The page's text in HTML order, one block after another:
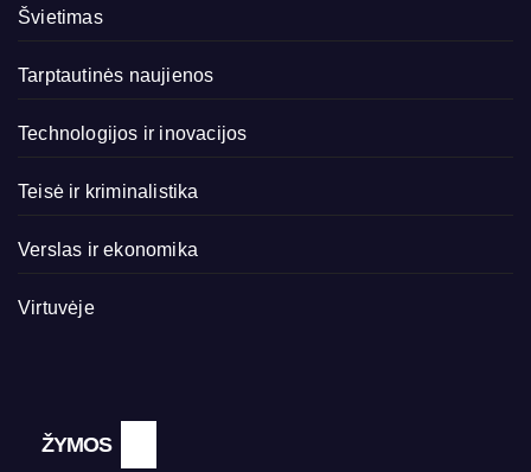
Švietimas
Tarptautinės naujienos
Technologijos ir inovacijos
Teisė ir kriminalistika
Verslas ir ekonomika
Virtuvėje
ŽYMOS